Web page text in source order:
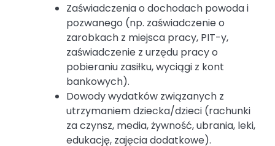
Zaświadczenia o dochodach powoda i
pozwanego (np. zaświadczenie o
zarobkach z miejsca pracy, PIT-y,
zaświadczenie z urzędu pracy o
pobieraniu zasiłku, wyciągi z kont
bankowych).
Dowody wydatków związanych z
utrzymaniem dziecka/dzieci (rachunki
za czynsz, media, żywność, ubrania, leki,
edukację, zajęcia dodatkowe).